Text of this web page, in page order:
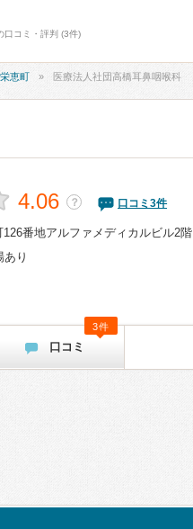
口コミ・評判 (3件)
栄恵町 医療法人社団高橋耳鼻咽喉科
4.06 ？ 口コミ 3件
番地アルファメディカルビル2階
あり
口コミ
3件